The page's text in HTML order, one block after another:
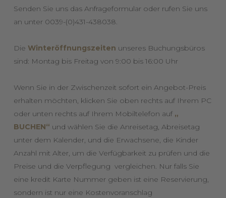
Senden Sie uns das Anfrageformular oder rufen Sie uns
an unter 0039-(0)431-438038.
Die Winteröffnungszeiten unseres Buchungsbüros
sind: Montag bis Freitag von 9:00 bis 16:00 Uhr
Wenn Sie in der Zwischenzeit sofort ein Angebot-Preis
erhalten möchten, klicken Sie oben rechts auf Ihrem PC
oder unten rechts auf Ihrem Mobiltelefon auf „
BUCHEN“ und wählen Sie die Anreisetag, Abreisetag
unter dem Kalender, und die Erwachsene, die Kinder
Anzahl mit Alter, um die Verfügbarkeit zu prüfen und die
Preise und die Verpflegung vergleichen. Nur falls Sie
eine kredit Karte Nummer geben ist eine Reservierung,
sondern ist nur eine Kostenvoranschlag